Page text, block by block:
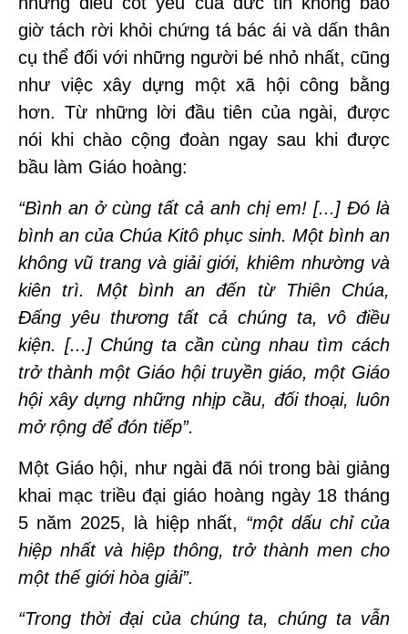
giờ tách rời khỏi chứng tá bác ái và dấn thân
cụ thể đối với những người bé nhỏ nhất, cũng
như việc xây dựng một xã hội công bằng
hơn. Từ những lời đầu tiên của ngài, được
nói khi chào cộng đoàn ngay sau khi được
bầu làm Giáo hoàng:
“Bình an ở cùng tất cả anh chị em! [...] Đó là
bình an của Chúa Kitô phục sinh. Một bình an
không vũ trang và giải giới, khiêm nhường và
kiên trì. Một bình an đến từ Thiên Chúa,
Đấng yêu thương tất cả chúng ta, vô điều
kiện. [...] Chúng ta cần cùng nhau tìm cách
trở thành một Giáo hội truyền giáo, một Giáo
hội xây dựng những nhịp cầu, đối thoại, luôn
mở rộng để đón tiếp”.
Một Giáo hội, như ngài đã nói trong bài giảng
khai mạc triều đại giáo hoàng ngày 18 tháng
5 năm 2025, là hiệp nhất, “một dấu chỉ của
hiệp nhất và hiệp thông, trở thành men cho
một thế giới hòa giải”.
“Trong thời đại của chúng ta, chúng ta vẫn